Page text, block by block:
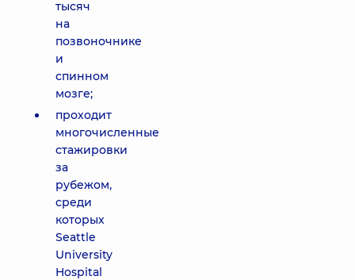
тысяч
на
позвоночнике
и
спинном
мозге;
проходит
многочисленные
стажировки
за
рубежом,
среди
которых
Seattle
University
Hospital